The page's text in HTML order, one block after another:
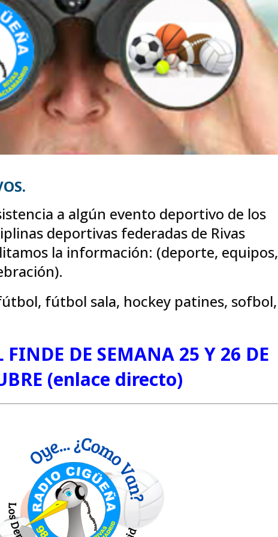
a algún evento deportivo de los
deportivas federadas de Rivas
la información: (deporte, equipos,
fútbol sala, hockey patines, sofbol,
FINDE DE SEMANA 25 Y 26 DE
(enlace directo)